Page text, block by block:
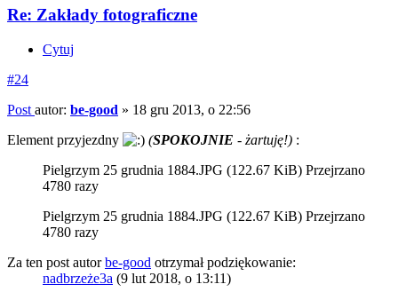
Re: Zakłady fotograficzne
Cytuj
#24
Post autor: be-good » 18 gru 2013, o 22:56
Element przyjezdny
(SPOKOJNIE - żartuję!) :
Pielgrzym 25 grudnia 1884.JPG (122.67 KiB) Przejrzano
4780 razy
Pielgrzym 25 grudnia 1884.JPG (122.67 KiB) Przejrzano
4780 razy
Za ten post autorbe-good otrzymał podziękowanie:
nadbrzeże3a (9 lut 2018, o 13:11)